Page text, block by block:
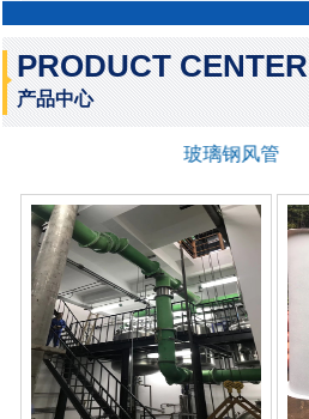
PRODUCT CENTER
产品中心
玻璃钢风管